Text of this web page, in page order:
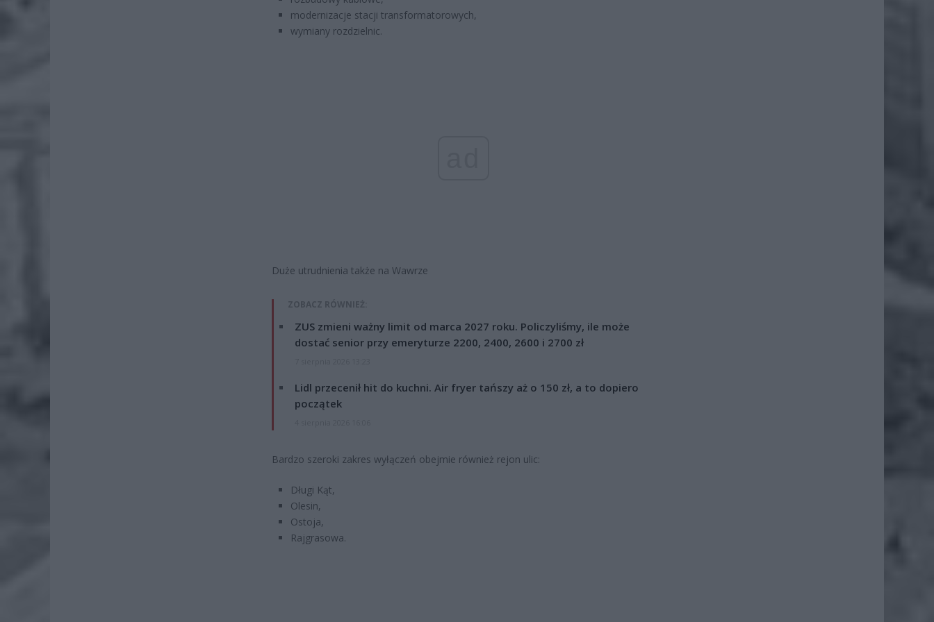
modernizacje stacji transformatorowych,
wymiany rozdzielnic.
Duże utrudnienia także na Wawrze
ZOBACZ RÓWNIEŻ:
ZUS zmieni ważny limit od marca 2027 roku. Policzyliśmy, ile może
dostać senior przy emeryturze 2200, 2400, 2600 i 2700 zł
Lidl przecenił hit do kuchni. Air fryer tańszy aż o 150 zł, a to dopiero
początek
Bardzo szeroki zakres wyłączeń obejmie również rejon ulic:
Długi Kąt,
Olesin,
Ostoja,
Rajgrasowa.